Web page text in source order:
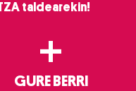
taldearekin!
+
GURE BERRI